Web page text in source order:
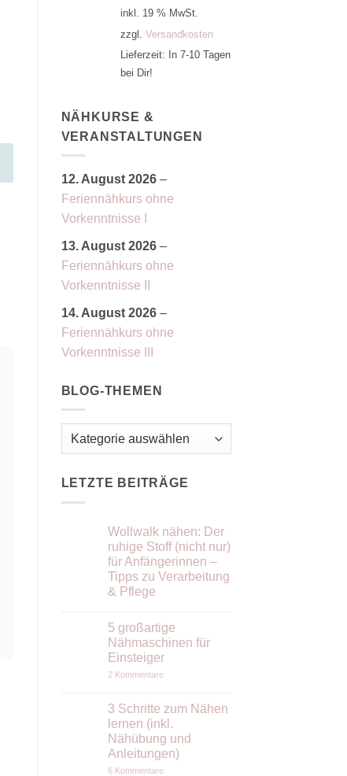
inkl. 19 % MwSt.
zzgl. Versandkosten
Lieferzeit: In 7-10 Tagen
bei Dir!
NÄHKURSE &
VERANSTALTUNGEN
12. August 2026–
Feriennähkurs ohne
Vorkenntnisse I
13. August 2026–
Feriennähkurs ohne
Vorkenntnisse II
14. August 2026–
Feriennähkurs ohne
Vorkenntnisse III
BLOG-THEMEN
Blog-
Themen
LETZTE BEITRÄGE
Wollwalk nähen: Der
ruhige Stoff (nicht nur)
für Anfängerinnen –
Tipps zu Verarbeitung
& Pflege
zu
Wollwalk
nähen:
Der
Stoff
für
Anfängerinnen
–
Tipps
zu
Verarbeitung
&
5 großartige
Nähmaschinen für
Einsteiger
2 Kommentarezu
Nähmaschinen
für
Einsteiger
3 Schritte zum Nähen
lernen (inkl.
Nähübung und
Anleitungen)
6 Kommentarezu